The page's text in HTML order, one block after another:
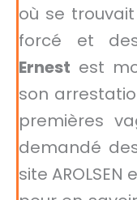
où se
forcé et
Ernest est
son
premières
demandé
site